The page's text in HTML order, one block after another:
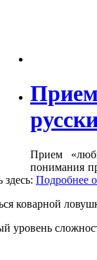
Прием
понимания
Подробнее
коварной
уровень